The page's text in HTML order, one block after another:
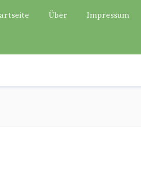
Über Impressum